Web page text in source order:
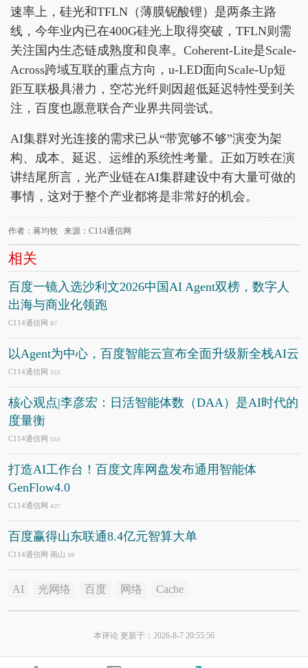
速率上，硅光和TFLN（薄膜铌酸锂）是两条主路
线，今年业内已在400G硅光上取得突破，TFLN则需
关注国内生态链成熟度和良率。Coherent-Lite是Scale-
Across跨域互联的重点方向，u-LED面向Scale-Up短
距互联极具潜力，空芯光纤则因超低延迟特性受到关
注，百度也愿意联合产业界共同尝试。
AI集群对光连接的需求已从“带宽够不够”演变为架
构、成本、延迟、运维的系统性考量。正如万昳在演
讲结尾所言，光产业链在AI集群建设中有大量可做的
事情，这对于整个产业都将是非常好的机会。
作者：蒋均牧 来源：C114通信网
相关
百度一镜入选沙利文2026中国AI Agent双榜，数字人
出海与商业化领跑
C114通信网 8/7
以Agent为中心，百度智能云宣布全面升级新全栈AI云
C114通信网 5/13
核心观点|李彦宏：日活智能体数（DAA）是AI时代的
度量衡
C114通信网 5/13
打造AI工作台！百度文库网盘发布通用智能体
GenFlow4.0
C114通信网 4/27
百度赢得山东联通8.4亿元智算大单
C114通信网 南山 3/9
AI 光网络 百度 网络 Cache
本评论 更新于：2026-8-7 20:55:56